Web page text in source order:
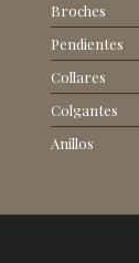
Broches
Pendientes
Collares
Colgantes
Anillos